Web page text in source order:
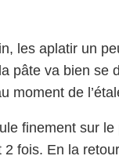
les aplatir un
pâte va bien se
moment de
finement sur le
2 fois. En la